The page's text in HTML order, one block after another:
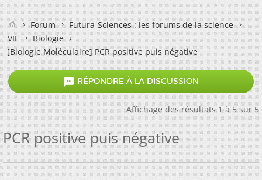
Forum
Futura-Sciences : les forums de la science
VIE
Biologie
[Biologie Moléculaire]PCR positive puis négative
 RÉPONDRE À LA DISCUSSION
Affichage des résultats 1 à 5 sur 5
PCR positive puis négative